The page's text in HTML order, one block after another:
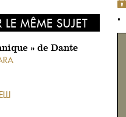
LE MÊME SUJET
» de Dante